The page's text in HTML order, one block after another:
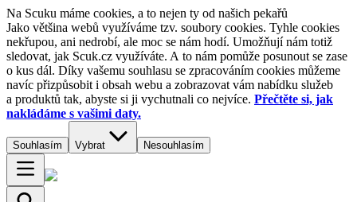
Na Scuku máme cookies, a to nejen ty od našich pekařů
Jako většina webů využíváme tzv. soubory cookies. Tyhle cookies
nekřupou, ani nedrobí, ale moc se nám hodí. Umožňují nám totiž
sledovat, jak Scuk.cz využíváte. A to nám pomůže posunout se zase
o kus dál. Díky vašemu souhlasu se zpracováním cookies můžeme
navíc přizpůsobit i obsah webu a zobrazovat vám nabídku služeb
a produktů tak, abyste si ji vychutnali co nejvíce. Přečtěte si, jak
nakládáme s vašimi daty.
Souhlasím Vybrat Nesouhlasím